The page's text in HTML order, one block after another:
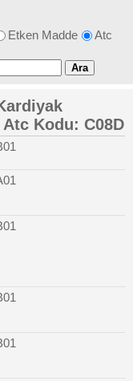
Etken Madde
Atc
Kodu: C08D